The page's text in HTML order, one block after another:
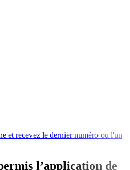
et recevez le dernier numéro ou l'un
l’application de